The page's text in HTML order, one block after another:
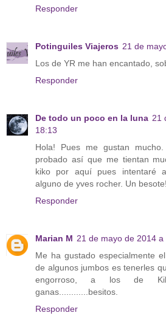
Responder
Potinguiles Viajeros 21 de
Los de YR me han encantado,
Responder
De todo un poco en la luna 21
18:13
Hola! Pues me gustan
probado así que me tientan
kiko por aquí pues intentaré
alguno de yves rocher. Un
Responder
Marian M 21 de mayo de 2014 a
Me ha gustado especialmente
de algunos jumbos es tenerles
engorroso, a los de
ganas............besitos.
Responder